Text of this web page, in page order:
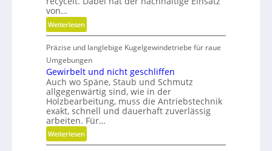
r
e
A
m
a
t
u
r
e
n
t
e
von…
Weiterlesen:
K
u
n
s
t
s
t
o
f
f
Präzise und langlebige Kugelgewindetriebe für raue
Umgebungen
Gewirbelt und nicht geschliffen
Auch wo Späne, Staub und Schmutz
allgegenwärtig sind, wie in der
Holzbearbeitung, muss die Antriebstechnik
exakt, schnell und dauerhaft zuverlässig
arbeiten. Für…
Weiterlesen:
G